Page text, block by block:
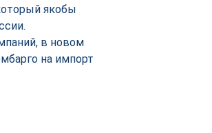
якобы
в новом
на импорт